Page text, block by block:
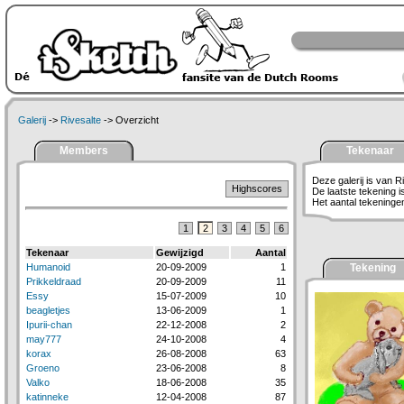
Galerij -> Rivesalte -> Overzicht
Members
Highscores
1 2 3 4 5 6
Tekenaar Gewijzigd
Aantal
Humanoid
20-09-2009
1
Prikkeldraad
20-09-2009
11
Essy
15-07-2009
10
beagletjes
13-06-2009
1
Ipurii-chan
22-12-2008
2
may777
24-10-2008
4
korax
26-08-2008
63
Groeno
23-06-2008
8
Valko
18-06-2008
35
katinneke
12-04-2008 87
Tekenaar
Deze galerij is van
De laatste tekening
Het aantal
Tekening